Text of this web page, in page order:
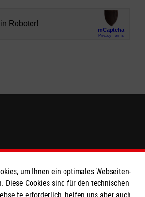
Helfen
um Ihnen ein optimales Webseiten-
Diese Cookies sind für den technischen
erforderlich, helfen uns aber auch